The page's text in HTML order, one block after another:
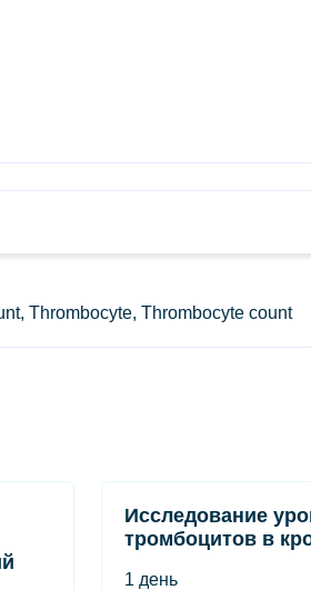
Thrombocyte, Thrombocyte count
Исследование
тромбоцитов в
1 день